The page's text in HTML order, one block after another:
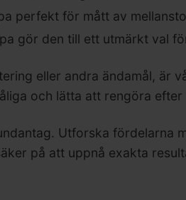
perfekt för mått av
gör den till ett utmärkt val
eller andra ändamål, är
och lätta att rengöra efter
Utforska fördelarna
på att uppnå exakta